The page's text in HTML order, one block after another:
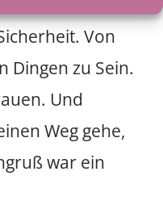
Von
Dingen zu Sein.
Und
Weg gehe,
war ein